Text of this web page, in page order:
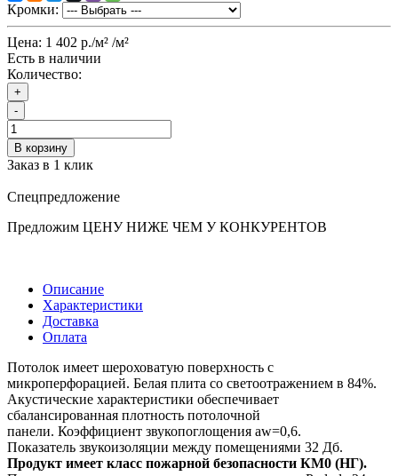
Кромки:
Цена: 1 402 р./м² /м²
Есть в наличии
Количество:
+
-
В корзину
Заказ в 1 клик
Спецпредложение
Предложим ЦЕНУ НИЖЕ ЧЕМ У КОНКУРЕНТОВ
Описание
Характеристики
Доставка
Оплата
Потолок имеет шероховатую поверхность с
микроперфорацией. Белая плита со светоотражением в 84%.
Акустические характеристики обеспечивает
сбалансированная плотность потолочной
панели. Коэффициент звукопоглощения aw=0,6.
Показатель звукоизоляции между помещениями 32 Дб.
Продукт имеет класс пожарной безопасности КМ0 (НГ).